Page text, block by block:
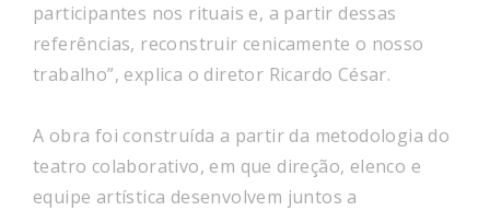
participantes nos rituais e, a partir dessas
referências, reconstruir cenicamente o nosso
trabalho”, explica o diretor Ricardo César.
A obra foi construída a partir da metodologia do
teatro colaborativo, em que direção, elenco e
equipe artística desenvolvem juntos a